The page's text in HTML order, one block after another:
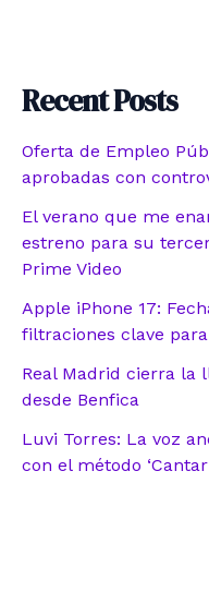
Recent Posts
Oferta de Empleo
aprobadas con
El verano que me
estreno para su
Prime Video
Apple iPhone 17:
filtraciones clave
Real Madrid cierra la
desde Benfica
Luvi Torres: La voz
con el método ‘Cantar